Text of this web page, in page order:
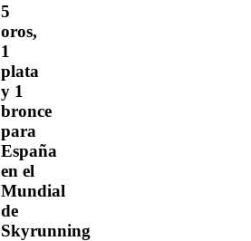
5
oros,
1
plata
y 1
bronce
para
España
en el
Mundial
de
Skyrunning